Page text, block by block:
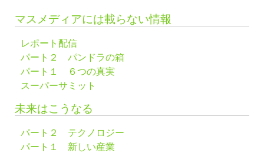
マスメディアには載らない情報
レポート配信
パート２ パンドラの箱
パート１ ６つの真実
スーパーサミット
未来はこうなる
パート２ テクノロジー
パート１ 新しい産業